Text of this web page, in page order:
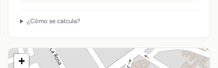
¿Cómo se calcula?
+